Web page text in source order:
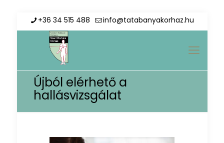
+36 34 515 488 info@tatabanyakorhaz.hu
Újból elérhető a
hallásvizsgálat